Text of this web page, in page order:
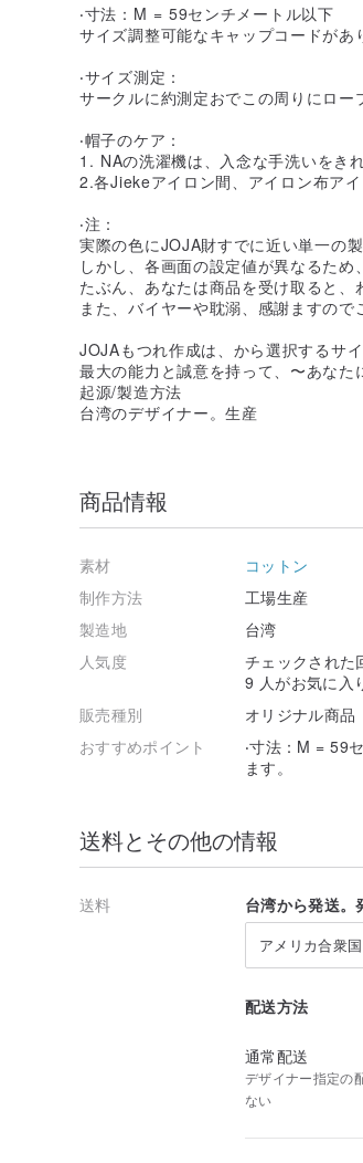
‧寸法：M = 59センチメートル以下
サイズ調整可能なキャップコードがあ
‧サイズ測定：
サークルに約測定おでこの周りにロー
‧帽子のケア：
1. NAの洗濯機は、入念な手洗いをき
2.各Jiekeアイロン間、アイロン布ア
‧注：
実際の色にJOJA財すでに近い単一の製
しかし、各画面の設定値が異なるため、
たぶん、あなたは商品を受け取ると
また、バイヤーや耽溺、感謝ますので
JOJAもつれ作成は、から選択するサ
最大の能力と誠意を持って、〜あな
起源/製造方法
台湾のデザイナー。生産
商品情報
素材
コットン
制作方法
工場生産
製造地
台湾
人気度
チェックされた
9 人がお気に入
販売種別
オリジナル商品
おすすめポイント
‧寸法：M = 59
ます。
送料とその他の情報
送料 台湾から発送。
アメリカ合衆国
配送方法
通常配送
デザイナー指定の
ない